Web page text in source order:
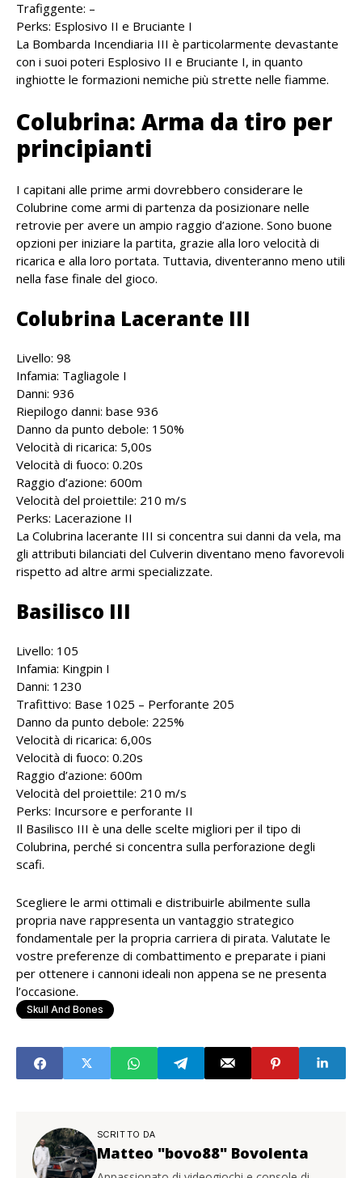
Trafiggente: –
Perks: Esplosivo II e Bruciante I
La Bombarda Incendiaria III è particolarmente devastante
con i suoi poteri Esplosivo II e Bruciante I, in quanto
inghiotte le formazioni nemiche più strette nelle fiamme.
Colubrina: Arma da tiro per
principianti
I capitani alle prime armi dovrebbero considerare le
Colubrine come armi di partenza da posizionare nelle
retrovie per avere un ampio raggio d’azione. Sono buone
opzioni per iniziare la partita, grazie alla loro velocità di
ricarica e alla loro portata. Tuttavia, diventeranno meno utili
nella fase finale del gioco.
Colubrina Lacerante III
Livello: 98
Infamia: Tagliagole I
Danni: 936
Riepilogo danni: base 936
Danno da punto debole: 150%
Velocità di ricarica: 5,00s
Velocità di fuoco: 0.20s
Raggio d’azione: 600m
Velocità del proiettile: 210 m/s
Perks: Lacerazione II
La Colubrina lacerante III si concentra sui danni da vela, ma
gli attributi bilanciati del Culverin diventano meno favorevoli
rispetto ad altre armi specializzate.
Basilisco III
Livello: 105
Infamia: Kingpin I
Danni: 1230
Trafittivo: Base 1025 – Perforante 205
Danno da punto debole: 225%
Velocità di ricarica: 6,00s
Velocità di fuoco: 0.20s
Raggio d’azione: 600m
Velocità del proiettile: 210 m/s
Perks: Incursore e perforante II
Il Basilisco III è una delle scelte migliori per il tipo di
Colubrina, perché si concentra sulla perforazione degli
scafi.
Scegliere le armi ottimali e distribuirle abilmente sulla
propria nave rappresenta un vantaggio strategico
fondamentale per la propria carriera di pirata. Valutate le
vostre preferenze di combattimento e preparate i piani
per ottenere i cannoni ideali non appena se ne presenta
l’occasione.
Skull And Bones
SCRITTO DA
Matteo "bovo88" Bovolenta